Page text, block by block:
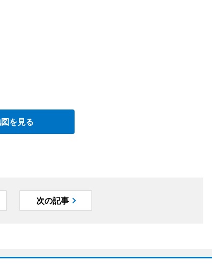
を見る
次の記事